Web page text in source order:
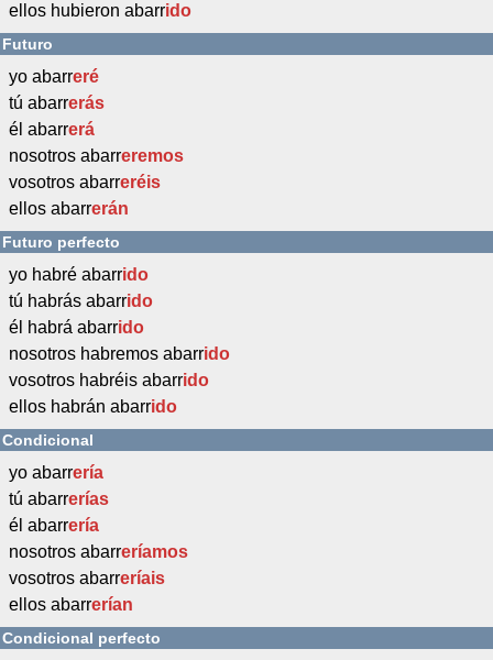
ellos hubieron abarrido
Futuro
yo abarreré
tú abarrerás
él abarrerá
nosotros abarreremos
vosotros abarreréis
ellos abarrerán
Futuro perfecto
yo habré abarrido
tú habrás abarrido
él habrá abarrido
nosotros habremos abarrido
vosotros habréis abarrido
ellos habrán abarrido
Condicional
yo abarrería
tú abarrerías
él abarrería
nosotros abarreríamos
vosotros abarreríais
ellos abarrerían
Condicional perfecto